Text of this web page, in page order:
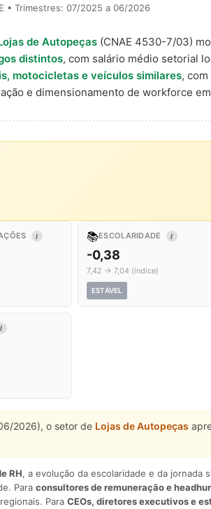
• Trimestres: 07/2025 a 06/2026
de Autopeças (CNAE 4530-7/03)
distintos, com salário médio setorial
motocicletas e veículos similares, com
e dimensionamento de workforce
I 📚ESCOLARIDADE I
-0,38
7,42 → 7,04 (índice)
ESTÁVEL
I
2026), o setor de Lojas de Autopeças
RH, a evolução da escolaridade e da jornada
Para consultores de remuneração e
Para CEOs, diretores executivos e